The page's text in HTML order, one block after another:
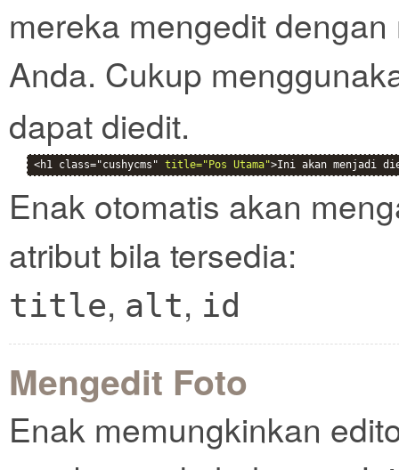
mereka mengedit
Anda. Cukup
dapat diedit.
<h1 class="cushycms" title="Pos Utama">Ini akan menjadi
Enak otomatis akan
atribut bila tersedia:
title, alt, id
Mengedit Foto
Enak memungkinkan